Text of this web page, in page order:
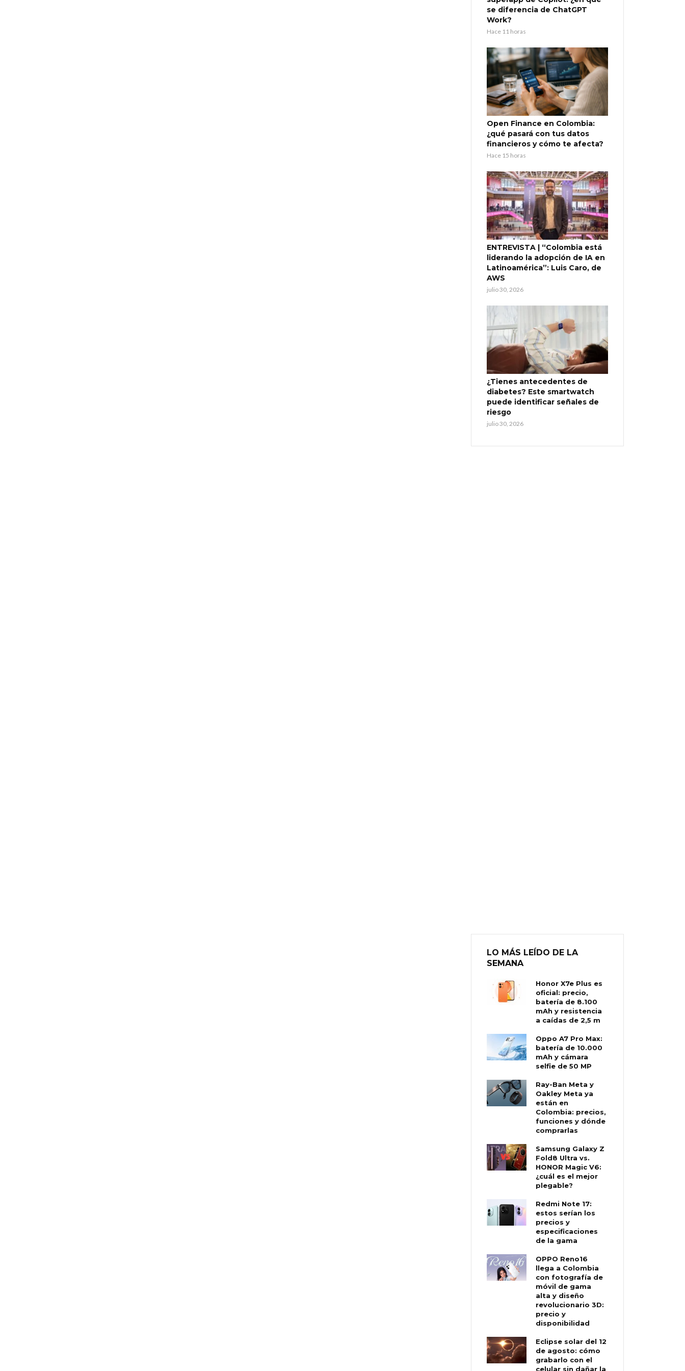
se diferencia de ChatGPT
Work?
Hace 11 horas
Open Finance en Colombia:
¿qué pasará con tus datos
financieros y cómo te afecta?
Hace 15 horas
ENTREVISTA | “Colombia está
liderando la adopción de IA en
Latinoamérica”: Luis Caro, de
AWS
julio 30, 2026
¿Tienes antecedentes de
diabetes? Este smartwatch
puede identificar señales de
riesgo
julio 30, 2026
LO MÁS LEÍDO DE LA
SEMANA
Honor X7e Plus es
oficial: precio,
batería de 8.100
mAh y resistencia
a caídas de 2,5 m
Oppo A7 Pro Max:
batería de 10.000
mAh y cámara
selfie de 50 MP
Ray-Ban Meta y
Oakley Meta ya
están en
Colombia: precios,
funciones y dónde
comprarlas
Samsung Galaxy Z
Fold8 Ultra vs.
HONOR Magic V6:
¿cuál es el mejor
plegable?
Redmi Note 17:
estos serían los
precios y
especificaciones
de la gama
OPPO Reno16
llega a Colombia
con fotografía de
móvil de gama
alta y diseño
revolucionario 3D:
precio y
disponibilidad
Eclipse solar del 12
de agosto: cómo
grabarlo con el
celular sin dañar la